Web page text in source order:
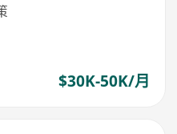
$30K-50K/月